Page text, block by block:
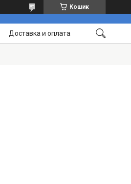
Кошик
Доставка и оплата